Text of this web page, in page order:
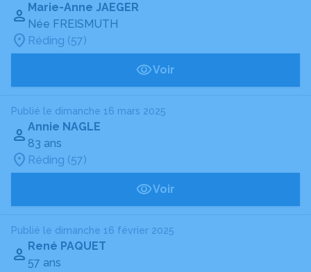
Marie-Anne JAEGER
Née FREISMUTH
Réding (57)
Voir
Publié le dimanche 16 mars 2025
Annie NAGLE
83 ans
Réding (57)
Voir
Publié le dimanche 16 février 2025
René PAQUET
57 ans